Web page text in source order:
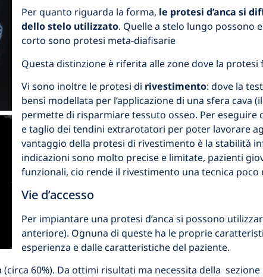
Per quanto riguarda la forma, le protesi d’anca si
dello stelo utilizzato. Quelle a stelo lungo possono
corto sono protesi meta-diafisarie
Questa distinzione è riferita alle zone dove la
Vi sono inoltre le protesi di rivestimento: dove la
bensì modellata per l’applicazione di una sfera
permette di risparmiare tessuto osseo. Per
e taglio dei tendini extrarotatori per poter lavorare
vantaggio della protesi di rivestimento è la stabilità
indicazioni sono molto precise e limitate, pazienti
funzionali, cio rende il rivestimento una tecnica poco
Vie d’accesso
Per impiantare una protesi d’anca si possono
anteriore). Ognuna di queste ha le proprie
esperienza e dalle caratteristiche del paziente.
60%). Da ottimi risultati ma necessita della